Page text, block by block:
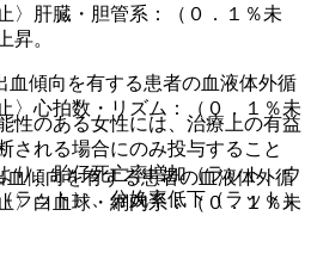
性のある女性には、治療上の有益
される場合にのみ投与すること
り、胎仔死亡率増加（ラット、ウ
ラット）、分娩率低下（ラット）
〉肝臓・胆管系：（０．１％未
昇。
傾向を有する患者の血液体外循
〉心拍数・リズム：（０．１％未
傾向を有する患者の血液体外循
〉白血球・網内系：（０．１％未